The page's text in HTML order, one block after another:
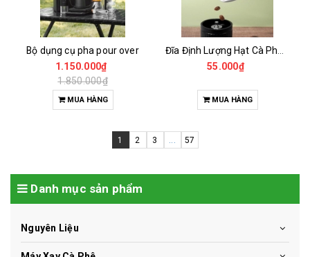
Bộ dụng cụ pha pour over
1.150.000₫
1.850.000₫
MUA HÀNG
55.000₫
MUA HÀNG
1 2 3 ... 57
Danh mục sản phẩm
Nguyên Liệu